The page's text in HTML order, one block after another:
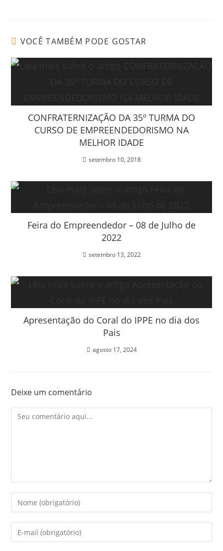
VOCÊ TAMBÉM PODE GOSTAR
CONFRATERNIZAÇÃO DA 35º TURMA DO
CURSO DE EMPREENDEDORISMO NA
MELHOR IDADE
setembro 10, 2018
Feira do Empreendedor – 08 de Julho de
2022
setembro 13, 2022
Apresentação do Coral do IPPE no dia dos
Pais
agosto 17, 2024
Deixe um comentário